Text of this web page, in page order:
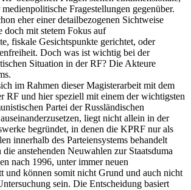
Fragestellungen gegenüber.
eher einer detailbezogenen Sichtweise
doch mit stetem Fokus auf
fiskale Gesichtspunkte gerichtet, oder
Doch was ist wichtig bei der
Situation in der RF? Die Akteure
im Rahmen dieser Magisterarbeit mit dem
RF und hier speziell mit einem der wichtigsten
Partei der Russländischen
liegt nicht allein in der
begründet, in denen die KPRF nur als
innerhalb des Parteiensystems behandelt
anstehenden Neuwahlen zur Staatsduma
nach 1996, unter immer neuen
und können somit nicht Grund und auch nicht
sein. Die Entscheidung basiert